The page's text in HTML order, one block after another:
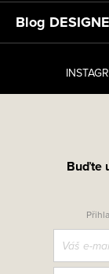
Blog
Buďte